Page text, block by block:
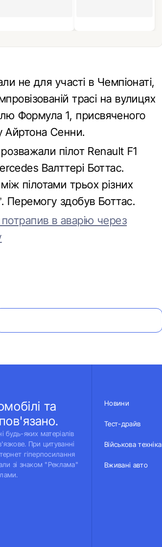
не для участі в Чемпіонаті,
трасі на вулицях
Формула 1, присвяченого
Айртона Сенни.
пілот Renault F1
Валттері Боттас.
пілотами трьох різних
Перемогу здобув Боттас.
в аварію через
та
будь-яких матеріалів
При цитуванні
гіперпосилання
зі знаком "Реклама"
Новини
Тест-драйв
Військова техніка
Вживані авто